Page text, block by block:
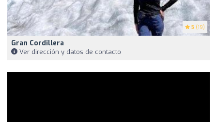
5 (19)
Gran Cordillera
Ver dirección y datos de contacto